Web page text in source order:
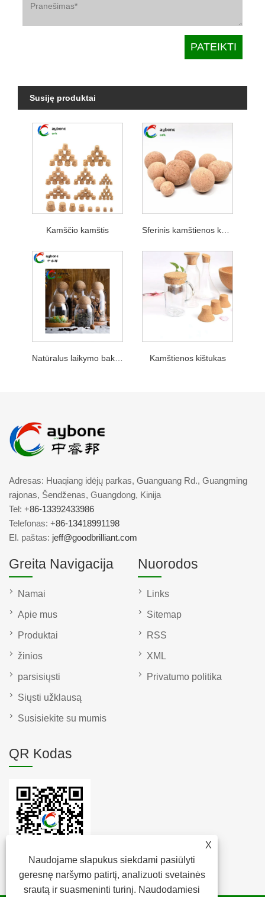
Susiję produktai
Kamščio kamštis
Natūralus laikymo bako kamštis Kamštienos kištukas
X
Naudojame slapukus siekdami pasiūlyti
geresnę naršymo patirtį, analizuoti svetainės
srautą ir suasmeninti turinį. Naudodamiesi
Adresas: Huaqiang idėjų parkas, Guanguang Rd., Guangming
rajonas, Šendženas, Guangdong, Kinija
Tel: +86-13392433986
Telefonas: +86-13418991198
El. paštas: jeff@goodbrilliant.com
Greita Navigacija
Namai
Apie mus
Produktai
žinios
parsisiųsti
Siųsti užklausą
Susisiekite su mumis
Nuorodos
Links
Sitemap
RSS
XML
Privatumo politika
QR Kodas